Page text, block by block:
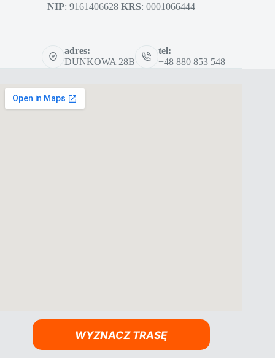
NIP: 9161406628 KRS: 0001066444
adres:
DUNKOWA 28B
tel:
+48 880 853 548
WYZNACZ TRASĘ